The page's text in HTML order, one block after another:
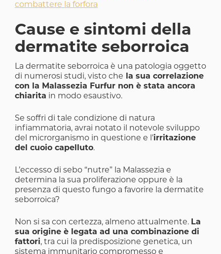
combattere la forfora
Cause e sintomi della
dermatite seborroica
La dermatite seborroica è una patologia oggetto
di numerosi studi, visto che la sua correlazione
con la Malassezia Furfur non è stata ancora
chiarita in modo esaustivo.
Se soffri di tale condizione di natura
infiammatoria, avrai notato il notevole sviluppo
del microrganismo in questione e l’irritazione
del cuoio capelluto.
L’eccesso di sebo “nutre” la Malassezia e
determina la sua proliferazione oppure è la
presenza di questo fungo a favorire la dermatite
seborroica?
Non si sa con certezza, almeno attualmente. La
sua origine è legata ad una combinazione di
fattori, tra cui la predisposizione genetica, un
sistema immunitario compromesso e